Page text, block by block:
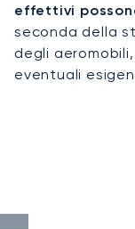
moldava.
effettivi
seconda della
degli
eventuali